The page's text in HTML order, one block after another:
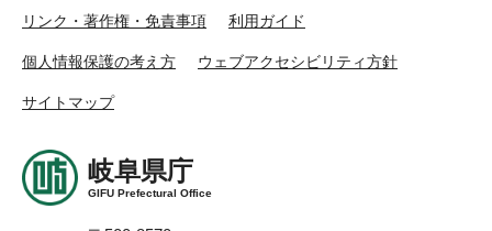
リンク・著作権・免責事項 利用ガイド
個人情報保護の考え方 ウェブアクセシビリティ方針
サイトマップ
岐阜県庁
GIFU Prefectural Office